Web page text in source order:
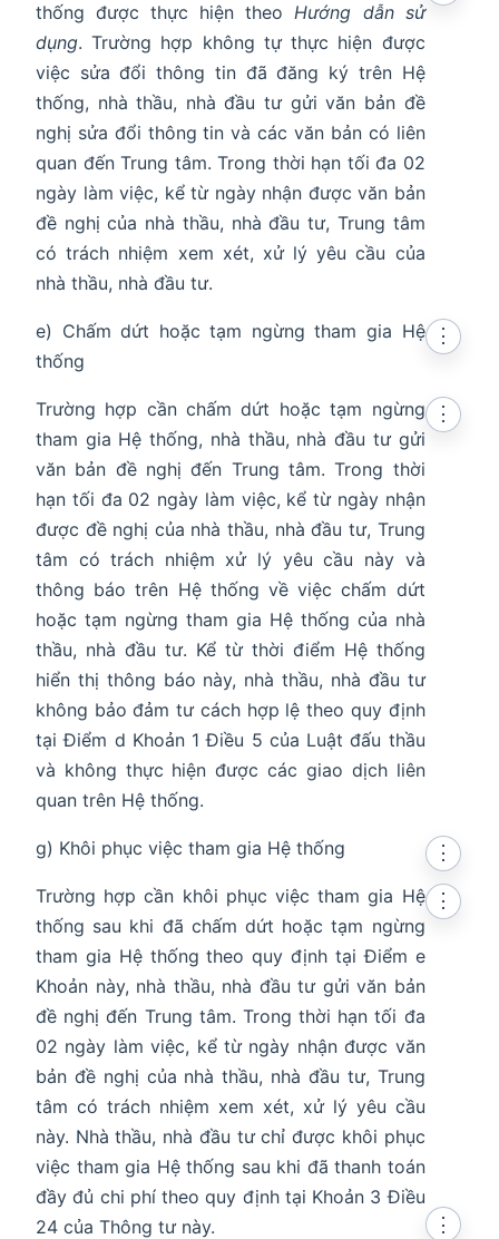
thống được thực hiện theoHướng dẫn sử
dụng. Trường hợp không tự thực hiện được
việc sửa đổi thông tin đã đăng ký trên Hệ
thống, nhà thầu, nhà đầu tư gửi văn bản đề
nghị sửa đổi thông tin và các văn bản có liên
quan đến Trung tâm. Trong thời hạn tối đa 02
ngày làm việc, kể từ ngày nhận được văn bản
đề nghị của nhà thầu, nhà đầu tư, Trung tâm
có trách nhiệm xem xét, xử lý yêu cầu của
nhà thầu, nhà đầu tư.
e) Chấm dứt hoặc tạm ngừng tham gia Hệ
thống
⋮
Trường hợp cần chấm dứt hoặc tạm ngừng
tham gia Hệ thống, nhà thầu, nhà đầu tư gửi
văn bản đề nghị đến Trung tâm. Trong thời
hạn tối đa 02 ngày làm việc, kể từ ngày nhận
được đề nghị của nhà thầu, nhà đầu tư, Trung
tâm có trách nhiệm xử lý yêu cầu này và
thông báo trên Hệ thống về việc chấm dứt
hoặc tạm ngừng tham gia Hệ thống của nhà
thầu, nhà đầu tư. Kể từ thời điểm Hệ thống
hiển thị thông báo này, nhà thầu, nhà đầu tư
không bảo đảm tư cách hợp lệ theo quy định
tại Điểm d Khoản 1 Điều 5 của Luật đấu thầu
và không thực hiện được các giao dịch liên
quan trên Hệ thống.
⋮
g) Khôi phục việc tham gia Hệ thống
⋮
Trường hợp cần khôi phục việc tham gia Hệ
thống sau khi đã chấm dứt hoặc tạm ngừng
tham gia Hệ thống theo quy định tại Điểm e
Khoản này, nhà thầu, nhà đầu tư gửi văn bản
đề nghị đến Trung tâm. Trong thời hạn tối đa
02 ngày làm việc, kể từ ngày nhận được văn
bản đề nghị của nhà thầu, nhà đầu tư, Trung
tâm có trách nhiệm xem xét, xử lý yêu cầu
này. Nhà thầu, nhà đầu tư chỉ được khôi phục
việc tham gia Hệ thống sau khi đã thanh toán
đầy đủ chi phí theo quy định tại Khoản 3 Điều
24 của Thông tư này.
⋮
⋮